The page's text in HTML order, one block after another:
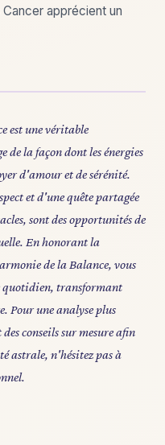
apprécient un
est une véritable
de la façon dont les énergies
d'amour et de sérénité.
et d'une quête partagée
sont des opportunités de
En honorant la
de la Balance, vous
quotidien, transformant
Pour une analyse plus
conseils sur mesure afin
astrale, n'hésitez pas à